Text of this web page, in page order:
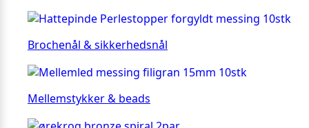
Brochenål & sikkerhedsnål
Mellemstykker & beads